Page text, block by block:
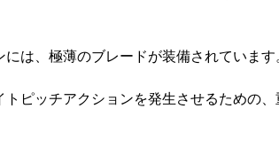
は、極薄のブレードが装備されています
ピッチアクションを発生させるための、